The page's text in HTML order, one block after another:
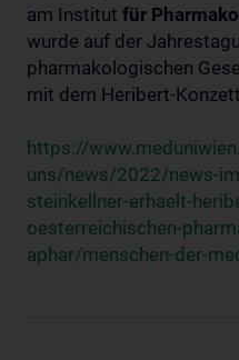
am Institut für
wurde auf der
pharmakologischen
mit dem Heribert-
https://
uns/news/2022/news-
steinkellner-erhaelt-
oesterreichischen-
aphar/menschen-der-